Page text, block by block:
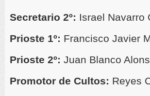
Secretario 2º: Israel Navarro
Prioste 1º: Francisco Javier
Prioste 2º: Juan Blanco
Promotor de Cultos: Reyes